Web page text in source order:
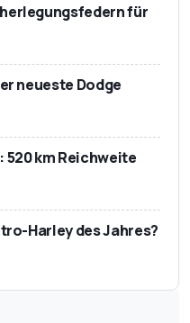
für
neueste Dodge
520 km Reichweite
Harley des Jahres?